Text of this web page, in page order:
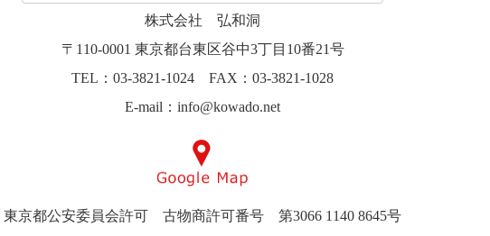
株式会社 弘和洞
〒110-0001 東京都台東区谷中3丁目10番21号
TEL：03-3821-1024 FAX：03-3821-1028
E-mail：info@kowado.net
東京都公安委員会許可 古物商許可番号 第3066 1140 8645号